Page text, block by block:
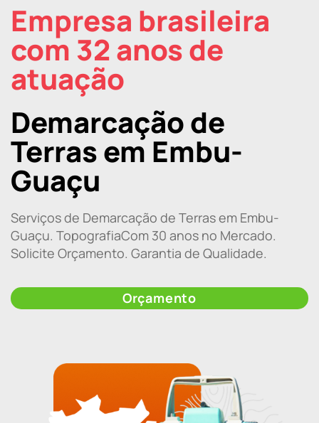
Empresa brasileira
com 32 anos de
atuação
Demarcação de
Terras em Embu-
Guaçu
Serviços de Demarcação de Terras em Embu-
Guaçu. TopografiaCom 30 anos no Mercado.
Solicite Orçamento. Garantia de Qualidade.
Orçamento